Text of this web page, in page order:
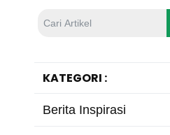
KATEGORI :
Berita Inspirasi